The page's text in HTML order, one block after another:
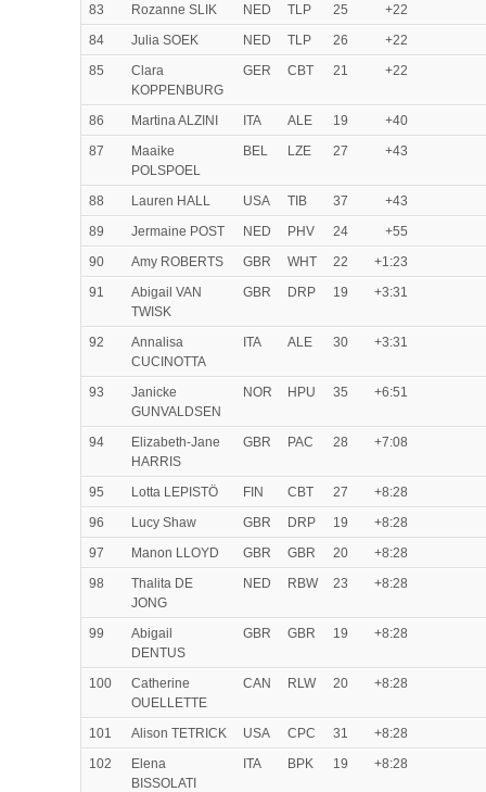
83 Rozanne SLIK NED TLP 25
+22
84
Julia SOEK NED TLP 26
+22
85
Clara
KOPPENBURG
GER CBT 21 +22
86 Martina ALZINI ITA ALE 19
+40
87
Maaike
POLSPOEL
BEL LZE 27 +43
88 Lauren HALL USA TIB 37
+43
89
Jermaine POST NED PHV 24
+55
90
Amy ROBERTS GBR WHT 22
+1:23
91
Abigail VAN
TWISK
GBR DRP 19 +3:31
92
Annalisa
CUCINOTTA
ITA ALE 30 +3:31
93
Janicke
GUNVALDSEN
NOR HPU 35 +6:51
94
Elizabeth-Jane
HARRIS
GBR PAC 28 +7:08
95 Lotta LEPISTÖ FIN CBT 27
+8:28
96
Lucy Shaw GBR DRP 19
+8:28
97
Manon LLOYD GBR GBR 20
+8:28
98
Thalita DE
JONG
NED RBW 23 +8:28
99
Abigail
DENTUS
GBR GBR 19 +8:28
100
Catherine
OUELLETTE
CAN RLW 20 +8:28
101 Alison TETRICK USA CPC 31
+8:28
102
Elena
BISSOLATI
ITA BPK 19 +8:28